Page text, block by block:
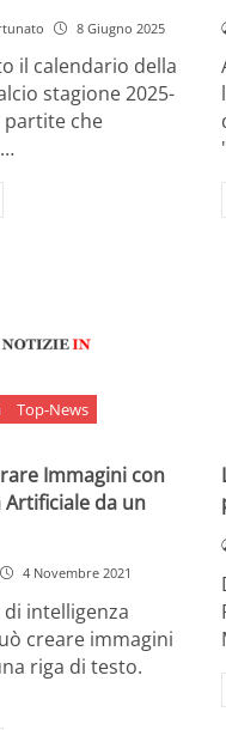
8 Giugno 2025
il calendario della
stagione 2025-
partite che
Top-News
Immagini con
Artificiale da un
4 Novembre 2021
intelligenza
creare immagini
riga di testo.